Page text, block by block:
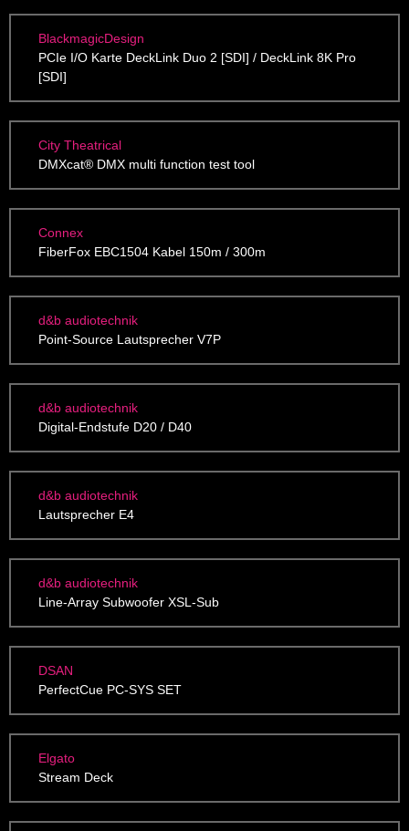
BlackmagicDesign
PCIe I/O Karte DeckLink Duo 2 [SDI] / DeckLink 8K Pro
[SDI]
City Theatrical
DMXcat® DMX multi function test tool
Connex
FiberFox EBC1504 Kabel 150m / 300m
d&b audiotechnik
Point-Source Lautsprecher V7P
d&b audiotechnik
Digital-Endstufe D20 / D40
d&b audiotechnik
Lautsprecher E4
d&b audiotechnik
Line-Array Subwoofer XSL-Sub
DSAN
PerfectCue PC-SYS SET
Elgato
Stream Deck